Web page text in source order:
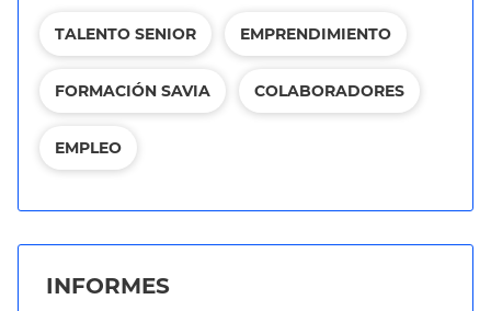
TALENTO SENIOR EMPRENDIMIENTO
FORMACIÓN SAVIA COLABORADORES
EMPLEO
INFORMES